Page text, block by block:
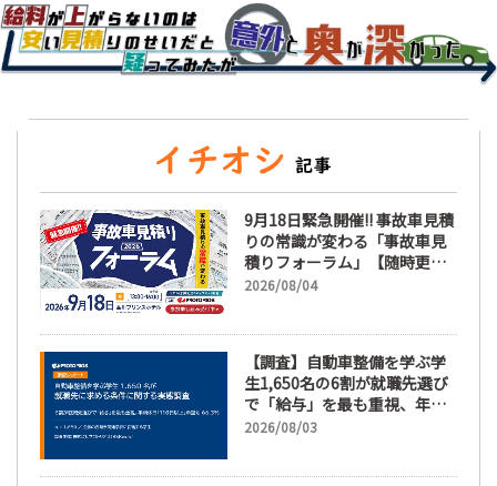
9月18日緊急開催!! 事故車見積
りの常識が変わる「事故車見
積りフォーラム」【随時更
新】
2026/08/04
【調査】自動車整備を学ぶ学
生1,650名の6割が就職先選び
で「給与」を最も重視、年間
休日「110日以上」希望も
2026/08/03